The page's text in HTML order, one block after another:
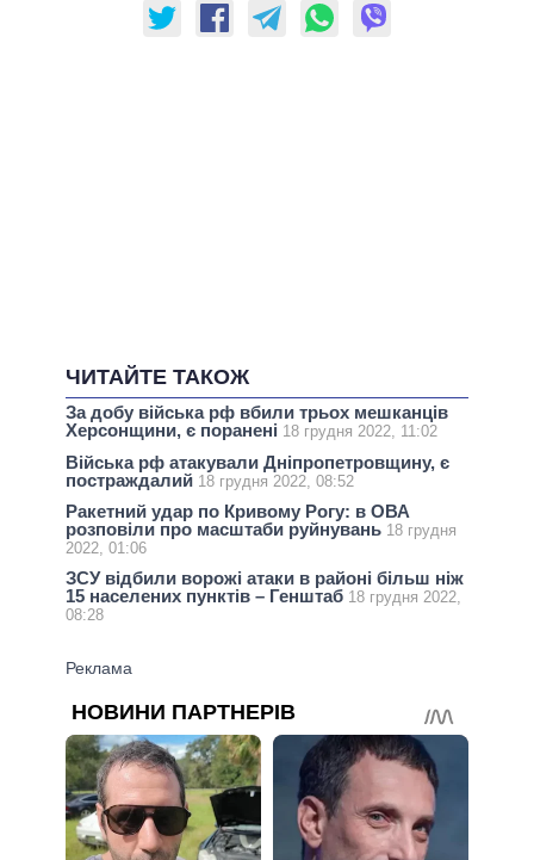
ЧИТАЙТЕ ТАКОЖ
За добу війська рф вбили трьох мешканців
Херсонщини, є поранені 18 грудня 2022, 11:02
Війська рф атакували Дніпропетровщину, є
постраждалий 18 грудня 2022, 08:52
Ракетний удар по Кривому Рогу: в ОВА
розповіли про масштаби руйнувань 18 грудня
2022, 01:06
ЗСУ відбили ворожі атаки в районі більш ніж
15 населених пунктів – Генштаб 18 грудня 2022,
08:28